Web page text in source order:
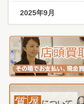
2025年9月